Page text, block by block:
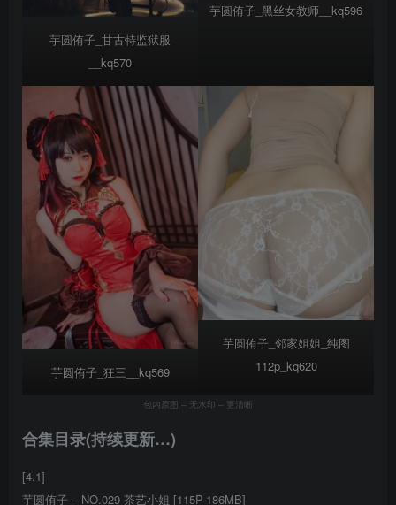
芋圆侑子_甘古特监狱服
__kq570
芋圆侑子_黑丝女教师__kq596
芋圆侑子_狂三__kq569
芋圆侑子_邻家姐姐_纯图
112p_kq620
包内原图 – 无水印 – 更清晰
合集目录(持续更新…)
[4.1]
芋圆侑子 – NO.029 茶艺小姐 [115P-186MB]